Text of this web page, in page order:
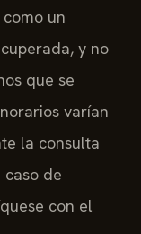
un
y no
que se
varían
la consulta
caso de
con el